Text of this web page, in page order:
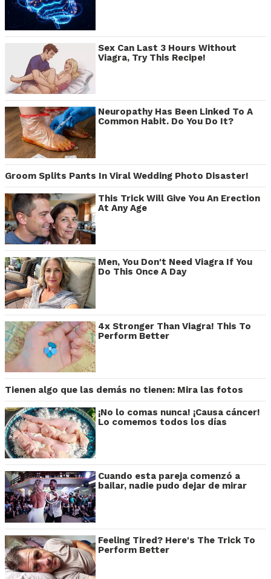
Sex Can Last 3 Hours Without
Viagra, Try This Recipe!
Neuropathy Has Been Linked To A
Common Habit. Do You Do It?
Groom Splits Pants In Viral Wedding Photo Disaster!
This Trick Will Give You An Erection
At Any Age
Men, You Don't Need Viagra If You
Do This Once A Day
4x Stronger Than Viagra! This To
Perform Better
Tienen algo que las demás no tienen: Mira las fotos
¡No lo comas nunca! ¡Causa cáncer!
Lo comemos todos los días
Cuando esta pareja comenzó a
bailar, nadie pudo dejar de mirar
Feeling Tired? Here's The Trick To
Perform Better